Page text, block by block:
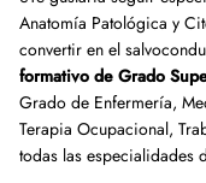
Anatomía Patológica y
convertir en el
formativo de Grado
Grado de Enfermería,
Terapia Ocupacional,
todas las especialidades